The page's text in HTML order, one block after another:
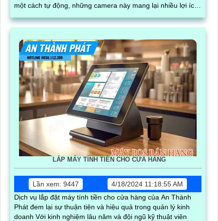
một cách tự động, những camera này mang lại nhiều lợi ích
quả an ninh
LẮP MÁY TÍNH TIỀN CHO CỬA HÀNG
Lần xem: 9447
4/18/2024 11:18:55 AM
Dịch vụ lắp đặt máy tính tiền cho cửa hàng của An Thành
Phát đem lại sự thuận tiện và hiệu quả trong quản lý kinh
doanh Với kinh nghiệm lâu năm và đội ngũ kỹ thuật viên